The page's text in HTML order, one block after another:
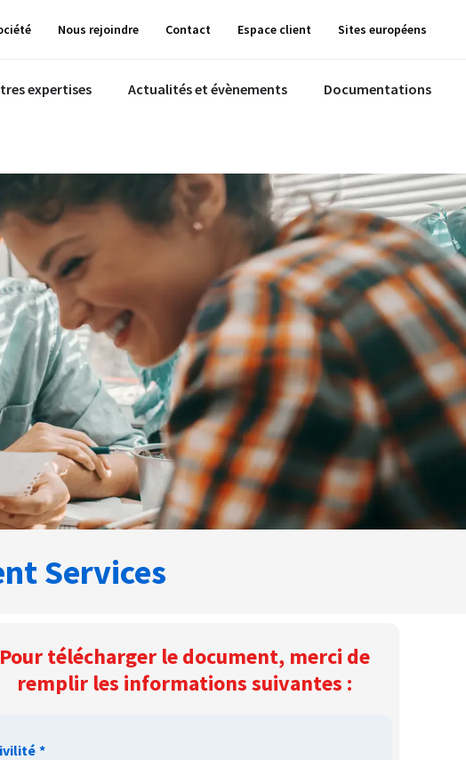
Nous rejoindre Contact Espace client Sites européens
expertises Actualités et évènements Documentations
Services
Pour télécharger le document, merci de
remplir les informations suivantes :
*